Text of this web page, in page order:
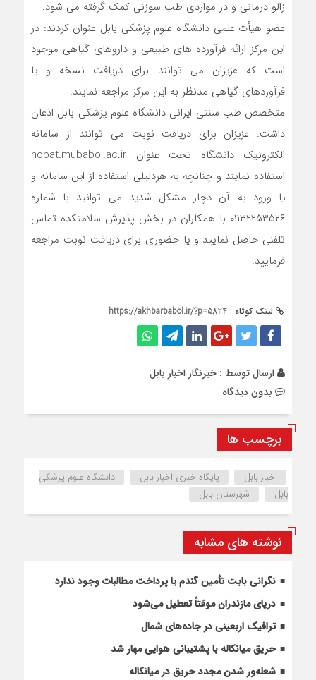
زالو درمانی و در مواردی طب سوزنی کمک گرفته می شود.
عضو هیأت علمی دانشگاه علوم پزشکی بابل عنوان کردند: در
این مرکز ارائه فرآورده های طبیعی و داروهای گیاهی موجود
است که عزیزان می توانند برای دریافت نسخه و یا
فرآوردهای گیاهی مدنظر به این مرکز مراجعه نمایند.
متخصص طب سنتی ایرانی دانشگاه علوم پزشکی بابل اذعان
داشت: عزیزان برای دریافت نوبت می توانند از سامانه
الکترونیک دانشگاه تحت عنوان nobat.mubabol.ac.ir
استفاده نمایند و چنانچه به هردلیلی استفاده از این سامانه و
یا ورود به آن دچار مشکل شدید می توانید با شماره
۰۱۱۳۲۲۵۳۵۲۶ با همکاران در بخش پذیرش سلامتکده تماس
تلفنی حاصل نمایید و یا حضوری برای دریافت نوبت مراجعه
فرمایید.
لینک کوتاه : https://akhbarbabol.ir/?p=5824
ارسال توسط : خبرنگار اخبار بابل
بدون دیدگاه
برچسب ها
اخبار بابل پایگاه خبری اخبار بابل
دانشگاه علوم پزشکی
بابل
شهرستان بابل
نوشته های مشابه
نگرانی بابت تأمین گندم یا پرداخت مطالبات وجود ندارد
دریای مازندران موقتاً تعطیل می‌شود
ترافیک اربعینی در جاده‌های شمال
حریق میانکاله با پشتیبانی هوایی مهار شد
شعله‌ور شدن مجدد حریق در میانکاله